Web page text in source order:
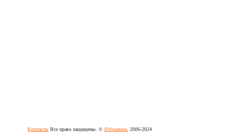
Контакты Все права защищены. © Избранное , 2006-2024